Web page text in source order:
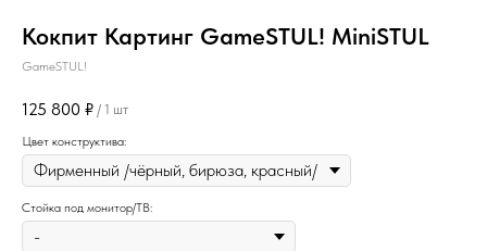
Кокпит Картинг GameSTUL! MiniSTUL
GameSTUL!
125 800 ₽ / 1 шт
Цвет конструктива:
Стойка под монитор/ТВ: